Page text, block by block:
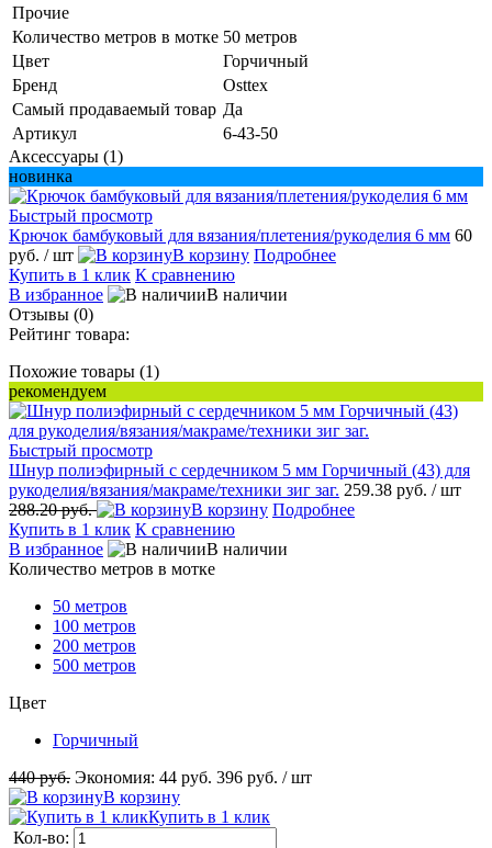
Прочие
Количество метров в мотке 50 метров
Цвет
Горчичный
Бренд
Osttex
Самый продаваемый товар Да
Артикул
6-43-50
Аксессуары (1)
новинка
Быстрый просмотр
Крючок бамбуковый для вязания/плетения/рукоделия 6 мм 60
руб. / шт В корзину Подробнее
Купить в 1 клик К сравнению
В избранное
В наличии
Отзывы (0)
Рейтинг товара:
Похожие товары (1)
рекомендуем
Быстрый просмотр
Шнур полиэфирный с сердечником 5 мм Горчичный (43) для
рукоделия/вязания/макраме/техники зиг заг. 259.38 руб. / шт
288.20 руб.
В корзину Подробнее
Купить в 1 клик К сравнению
В избранное
В наличии
Количество метров в мотке
50 метров
100 метров
200 метров
500 метров
Цвет
Горчичный
440 руб. Экономия: 44 руб. 396 руб. / шт
В корзину
Купить в 1 клик
Кол-во: